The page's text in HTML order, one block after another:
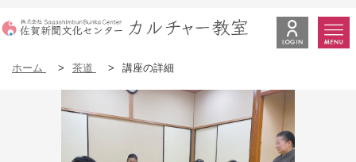
ホーム > 茶道 > 講座の詳細